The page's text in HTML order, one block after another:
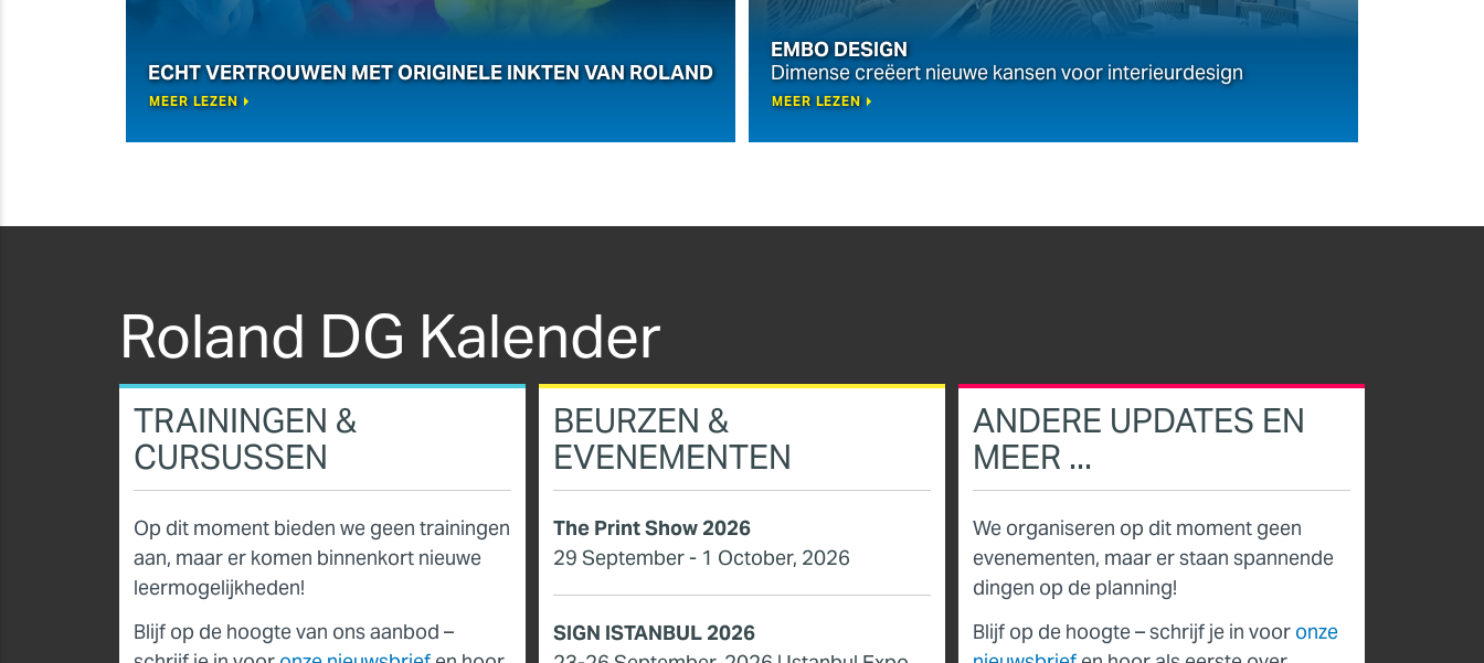
ECHT VERTROUWEN MET ORIGINELE INKTEN VAN ROLAND
MEER LEZEN
EMBO DESIGN
Dimense creëert nieuwe kansen voor interieurdesign
MEER LEZEN
Roland DG Kalender
TRAININGEN &
CURSUSSEN
Op dit moment bieden we geen trainingen
aan, maar er komen binnenkort nieuwe
leer­mogelijkheden!
Blijf op de hoogte van ons aanbod –
BEURZEN &
EVENEMENTEN
The Print Show 2026
29 September - 1 October, 2026
SIGN ISTANBUL 2026
ANDERE UPDATES EN
MEER ...
We organiseren op dit moment geen
evenementen, maar er staan spannende
dingen op de planning!
Blijf op de hoogte – schrijf je in voor onze